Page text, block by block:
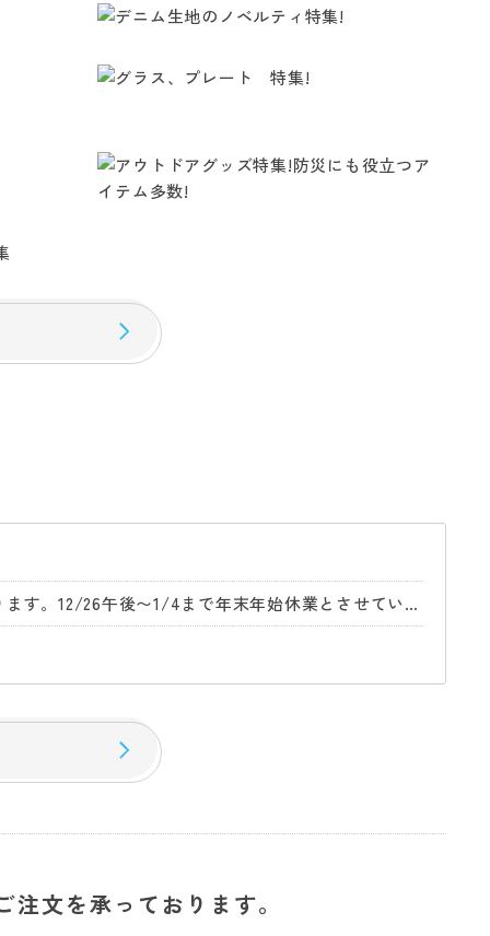
【年末年始休業日のお知らせ】年内は12/26午前中までの営業となります。12/26午後〜1/4まで年末年始休業とさせていただきます。
文を承っております。